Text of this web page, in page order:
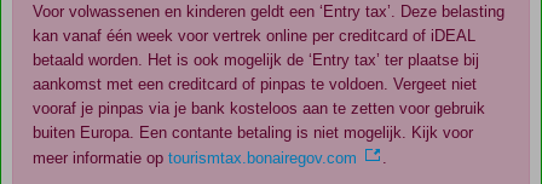
Voor volwassenen en kinderen geldt een ‘Entry tax’. Deze belasting
kan vanaf één week voor vertrek online per creditcard of iDEAL
betaald worden. Het is ook mogelijk de ‘Entry tax’ ter plaatse bij
aankomst met een creditcard of pinpas te voldoen. Vergeet niet
vooraf je pinpas via je bank kosteloos aan te zetten voor gebruik
buiten Europa. Een contante betaling is niet mogelijk. Kijk voor
meer informatie optourismtax.bonairegov.com